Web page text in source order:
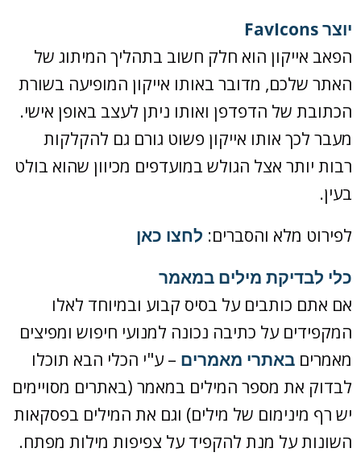
יוצר FavIcons
הפאב אייקון הוא חלק חשוב בתהליך המיתוג של
האתר שלכם, מדובר באותו אייקון המופיעה בשורת
הכתובת של הדפדפן ואותו ניתן לעצב באופן אישי.
מעבר לכך אותו אייקון פשוט גורם גם להקלקות
רבות יותר אצל הגולש במועדפים מכיוון שהוא בולט
בעין.
לפירוט מלא והסברים: לחצו כאן
כלי לבדיקת מילים במאמר
אם אתם כותבים על בסיס קבוע ובמיוחד לאלו
המקפידים על כתיבה נכונה למנועי חיפוש ומפיצים
מאמריםבאתרי מאמרים – ע"י הכלי הבא תוכלו
לבדוק את מספר המילים במאמר (באתרים מסויימים
יש רף מינימום של מילים) וגם את המילים בפסקאות
השונות על מנת להקפיד על צפיפות מילות מפתח.